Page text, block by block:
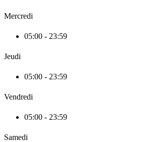
Mercredi
05:00 - 23:59
Jeudi
05:00 - 23:59
Vendredi
05:00 - 23:59
Samedi